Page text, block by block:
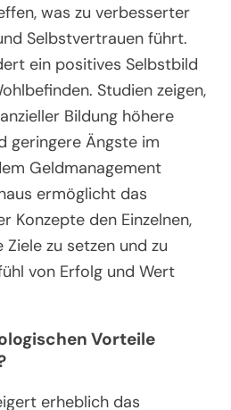
was zu verbesserter
Selbstvertrauen führt.
ein positives Selbstbild
Studien zeigen,
Bildung höhere
geringere Ängste im
Geldmanagement
ermöglicht das
Konzepte den Einzelnen,
zu setzen und zu
von Erfolg und Wert
Vorteile
erheblich das